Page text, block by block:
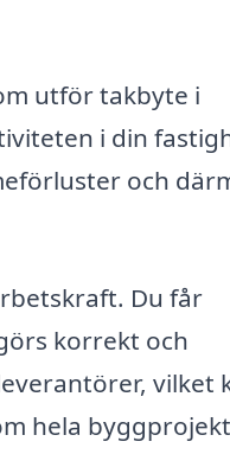
utför takbyte i
i din
och
Du får
korrekt och
vilket
hela